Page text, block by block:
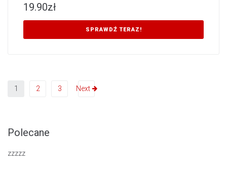
19.90zł
SPRAWDŹ TERAZ!
1 2 3 Next
Polecane
zzzzz